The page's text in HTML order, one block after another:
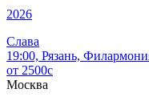
2026
Слава
19:00, Рязань,
от 2500c
Москва